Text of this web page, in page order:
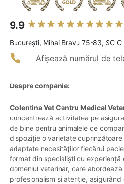
9.9
Bucureşti, Mihai Bravu 75-83, SC C
Afișează numărul de
Despre companie:
Colentina Vet Centru Medical
concentrează activitatea pe
de bine pentru animalele de
dispoziție o varietate
adaptate necesităților fiecărui
format din specialiști cu experiență
domeniul veterinar, care
profesionalism și atenție,